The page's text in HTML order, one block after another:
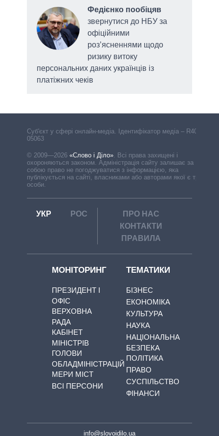
Федієнко пообіцяв
звернутися до НБУ за
офіційними
роз’ясненнями щодо
ризику витоку
персональних даних українців із
платіжних чеків
Cуб'єкт у сфері онлайн-медіа. Ідентифікатор медіа – R40-
05063
© 2009—2026 «Слово і Діло». Всі права захищені і
охороняються законом. Адміністрація сайту залишає за
собою право не погоджуватися з інформацією, яка
публікується на сайті, власниками або авторами якої є треті
особи.
УКР РОС
ПРО НАС
КОНТАКТИ
ПРАВИЛА
МОНІТОРИНГ
ПРЕЗИДЕНТ І
ОФІС
ВЕРХОВНА
РАДА
КАБІНЕТ
МІНІСТРІВ
ГОЛОВИ
ОБЛАДМІНІСТРАЦІЙ
МЕРИ МІСТ
ВСІ ПЕРСОНИ
ТЕМАТИКИ
БІЗНЕС
ЕКОНОМІКА
КУЛЬТУРА
НАУКА
НАЦІОНАЛЬНА
БЕЗПЕКА
ПОЛІТИКА
ПРАВО
СУСПІЛЬСТВО
ФІНАНСИ
info@slovoidilo.ua